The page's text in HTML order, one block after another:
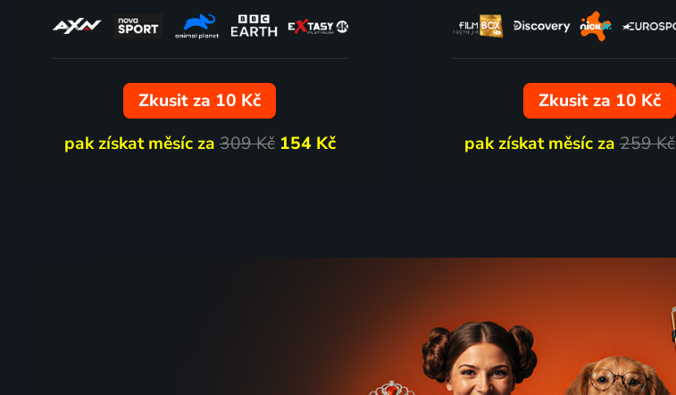
69 75
Zkusit za 10 Kč
pak získat měsíc za309 Kč 154 Kč
Zkusit za 10 Kč
pak získat měsíc za259 Kč